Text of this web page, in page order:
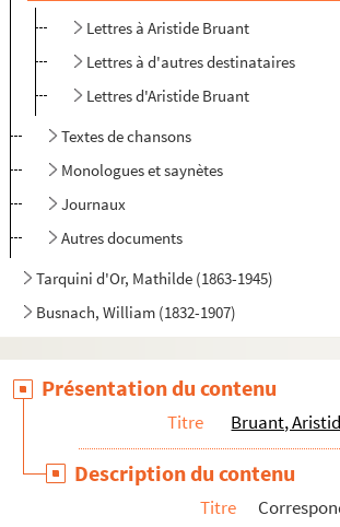
Lettres à Aristide Bruant
Lettres à d'autres destinataires
Lettres d'Aristide Bruant
Textes de chansons
Monologues et saynètes
Journaux
Autres documents
Tarquini d'Or, Mathilde (1863-1945)
Busnach, William (1832-1907)
Présentation du contenu
Titre Bruant,
Description du contenu
Titre